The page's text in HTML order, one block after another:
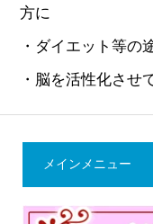
方に
・ダイエット等の
・脳を活性化させ
メインメニュー